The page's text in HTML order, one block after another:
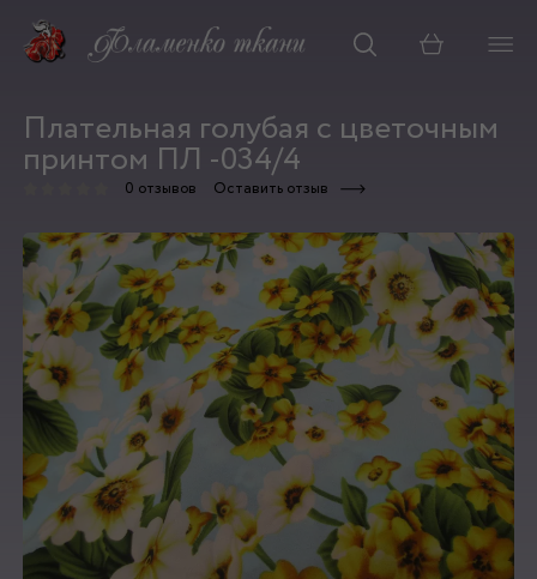
Корзина
Плательная голубая с цветочным
принтом ПЛ -034/4
0 отзывов Оставить отзыв